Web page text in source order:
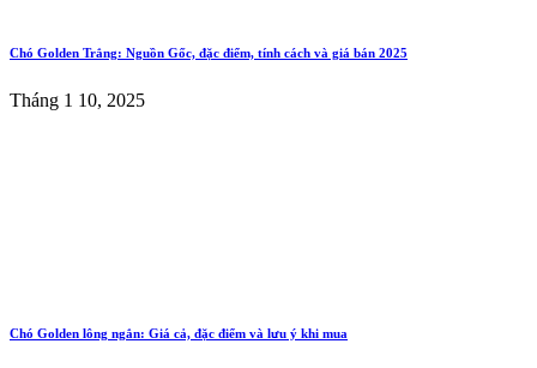
Chó Golden Trắng: Nguồn Gốc, đặc điểm, tính cách và giá bán 2025
Tháng 1 10, 2025
Chó Golden lông ngắn: Giá cả, đặc điểm và lưu ý khi mua